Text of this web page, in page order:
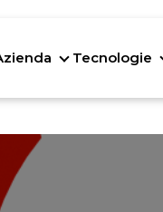
Azienda
Tecnologie